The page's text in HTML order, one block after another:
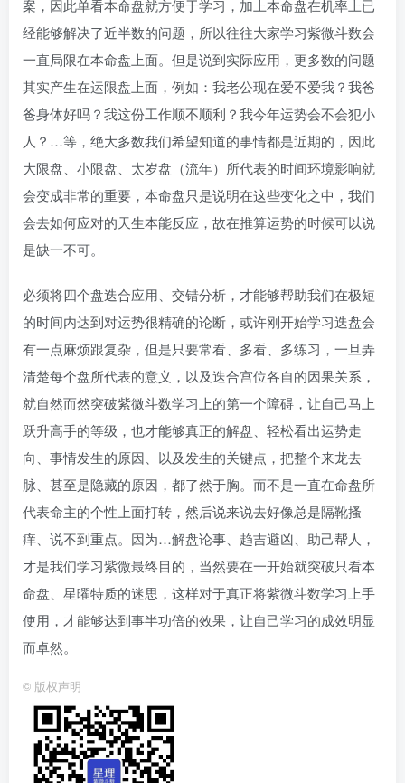
案，因此单看本命盘就方便于学习，加上本命盘在机率上已
经能够解决了近半数的问题，所以往往大家学习紫微斗数会
一直局限在本命盘上面。但是说到实际应用，更多数的问题
其实产生在运限盘上面，例如：我老公现在爱不爱我？我爸
爸身体好吗？我这份工作顺不顺利？我今年运势会不会犯小
人？…等，绝大多数我们希望知道的事情都是近期的，因此
大限盘、小限盘、太岁盘（流年）所代表的时间环境影响就
会变成非常的重要，本命盘只是说明在这些变化之中，我们
会去如何应对的天生本能反应，故在推算运势的时候可以说
是缺一不可。
必须将四个盘迭合应用、交错分析，才能够帮助我们在极短
的时间内达到对运势很精确的论断，或许刚开始学习迭盘会
有一点麻烦跟复杂，但是只要常看、多看、多练习，一旦弄
清楚每个盘所代表的意义，以及迭合宫位各自的因果关系，
就自然而然突破紫微斗数学习上的第一个障碍，让自己马上
跃升高手的等级，也才能够真正的解盘、轻松看出运势走
向、事情发生的原因、以及发生的关键点，把整个来龙去
脉、甚至是隐藏的原因，都了然于胸。而不是一直在命盘所
代表命主的个性上面打转，然后说来说去好像总是隔靴搔
痒、说不到重点。因为…解盘论事、趋吉避凶、助己帮人，
才是我们学习紫微最终目的，当然要在一开始就突破只看本
命盘、星曜特质的迷思，这样对于真正将紫微斗数学习上手
使用，才能够达到事半功倍的效果，让自己学习的成效明显
而卓然。
© 版权声明